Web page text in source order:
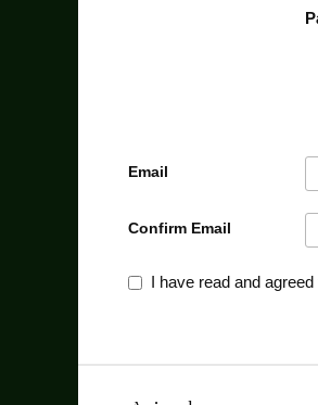
Email
Confirm Email
I have read and